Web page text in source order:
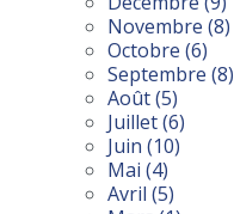
Novembre (8)
Octobre (6)
Septembre (8)
Août(5)
Juillet(6)
Juin (10)
Mai (4)
Avril (5)